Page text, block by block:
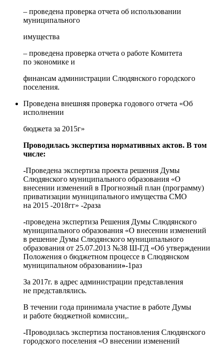
– проведена проверка отчета об использовании
муниципального
имущества
– проведена проверка отчета о работе Комитета
по экономике и
финансам администрации Слюдянского городского
поселения.
Проведена внешняя проверка годового отчета «Об
исполнении
бюджета за 2015г»
Проводилась экспертиза нормативных актов. В том
числе:
-Проведена экспертиза проекта решения Думы
Слюдянского муниципального образования «О
внесении изменений в Прогнозный план (программу)
приватизации муниципального имущества СМО
на 2015 -2018гг» -2раза
-проведена экспертиза Решения Думы Слюдянского
муниципального образования «О внесении изменений
в решение Думы Слюдянского муниципального
образования от 25.07.2013 №38 Ш-ГД «Об утверждении
Положения о бюджетном процессе в Слюдянском
муниципальном образовании»-1раз
За 2017г. в адрес администрации представления
не представлялись.
В течении года принимала участие в работе Думы
и работе бюджетной комиссии,.
-Проводилась экспертиза постановления Слюдянского
городского поселения «О внесении изменений